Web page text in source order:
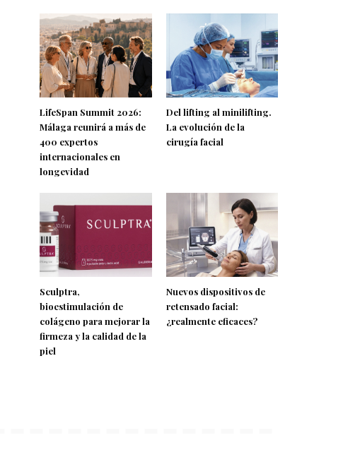
LifeSpan Summit 2026:
Málaga reunirá a más de
400 expertos
internacionales en
longevidad
Del lifting al minilifting.
La evolución de la
cirugía facial
Sculptra,
bioestimulación de
colágeno para mejorar la
firmeza y la calidad de la
piel
Nuevos dispositivos de
retensado facial:
¿realmente eficaces?